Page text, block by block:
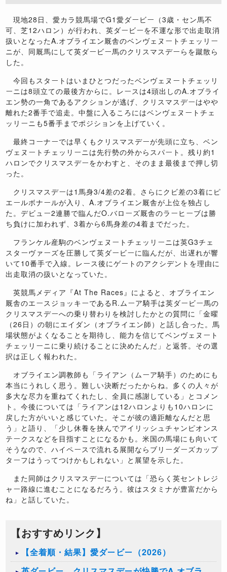
現地28 日、愛カラ競馬場でG1愛ダービー（3歳・セン馬不
可、芝12ハロン）が行われ、英ダービーを不運な形で出走取消
扱いとなったA.オブライエン厩舎のベンヴェヌートチェッリー
ニが、同厩馬にして英ダービー馬のクリスマスデーらを蹴散ら
した。
今回もスタートはいまひとつだったベンヴェヌートチェッリ
ーニは8頭立ての最後方からに。レースは4頭出しのA.オブライ
エン勢の一角であるアクションが逃げ、クリスマスデーはやや
離れた2番手で追走。中盤に入るころにはベンヴェヌートチェ
ッリーニも5番手までポジションを上げていく。
最終コーナーでは早くもクリスマスデーが先頭に立ち、ベン
ヴェヌートチェッリーニは先行勢の外からスパート。残り約1
ハロンでクリスマスデーをかわすと、そのまま最後まで押し切
った。
クリスマスデーは1 馬身3/4差の2着。さらにクビ差の3着にピ
エールボナールが入り、A.オブライエン厩舎が上位を独占し
た。デビュー2連勝で臨んだO.バローズ厩舎のラーヒーブは勝
ち負けに加われず、3着から6馬身差の4着までだった。
フランケル産駒のベンヴェヌートチェッリーニは英G3チェ
スターヴァーズを圧勝して英ダービーに臨んだが、出遅れが響
いて10番手で入線。レース後にゲートのアクシデントを理由に
出走取消の扱いとなっていた。
英競馬メディア『At The Races 』によると、オブライエン
厩舎のエースジョッキーである R. ムーア騎手は英ダービー馬の
クリスマスデーへの乗り替わりを検討したかとの質問に「金曜
（26 日）の朝にエイダン（オブライエン師）と話し合った。馬
場状態がよくなることを期待し、能力を信じてベンヴェヌート
チェッリーニに乗り続けることに決めたんだ」と返答。その選
択は正しく報われた。
オブライエン調教師も「ライアン（ムーア騎手）のためにも
本当にうれしく思う。難しい決断だったからね。多くの人々が
多大な尽力を重ねてくれたし、全員に感謝している」とコメン
ト。今後については「ライアンは12ハロンよりも 10ハロンに
戻した方がいいと感じていた。そこが彼の適距離なんだと思
う」と語り、「少し休養を挟んでアイリッシュチャンピオンス
テークスなどを目指すことになるかも。米国の馬場にも向いて
そうなので、ハイペースで流れる展開ならブリーダーズカップ
ターフはうってつけかもしれない」と展望を示した。
また同師はクリスマスデーについては「恐らく英セントレジ
ャー路線に進むことになるだろう。彼はスタミナが豊富だから
ね」と話していた。
【おすすめリンク】
【全着順・結果】愛ダービー（2026）